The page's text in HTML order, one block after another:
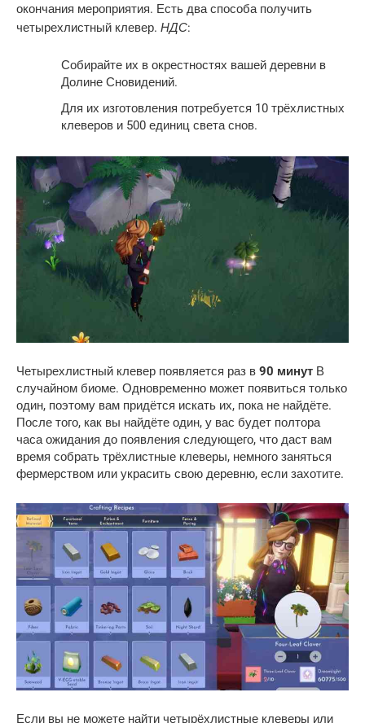
окончания мероприятия. Есть два способа получить
четырехлистный клевер. НДС:
Собирайте их в окрестностях вашей деревни в
Долине Сновидений.
Для их изготовления потребуется 10 трёхлистных
клеверов и 500 единиц света снов.
Четырехлистный клевер появляется раз в 90 минут В
случайном биоме. Одновременно может появиться только
один, поэтому вам придётся искать их, пока не найдёте.
После того, как вы найдёте один, у вас будет полтора
часа ожидания до появления следующего, что даст вам
время собрать трёхлистные клеверы, немного заняться
фермерством или украсить свою деревню, если захотите.
Если вы не можете найти четырёхлистные клеверы или